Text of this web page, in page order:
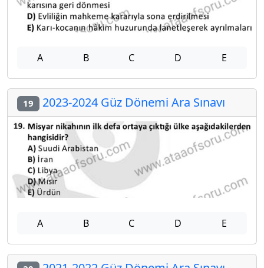
A B C D E
19 2023-2024 Güz Dönemi Ara Sınavı
A B C D E